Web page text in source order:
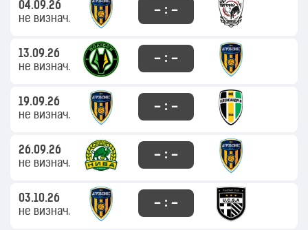
04.09.26
не визнач.
– : –
13.09.26
не визнач.
– : –
19.09.26
не визнач.
– : –
26.09.26
не визнач.
– : –
03.10.26
не визнач.
– : –